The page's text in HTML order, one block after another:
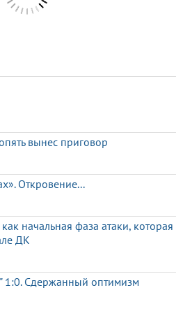
вынес приговор
Откровение...
начальная фаза атаки, которая
ДК
1:0. Сдержанный оптимизм